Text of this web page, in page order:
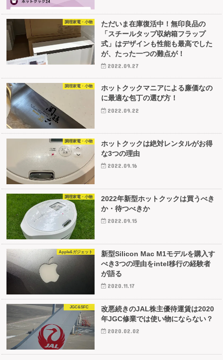
調理家電・小物
ただいま在庫復活中！無印良品の
「スチールタップ収納箱フラップ
式」はデザインも性能も最高でした
が、たった一つの難点が！
2022.09.27
調理家電・小物
ホットクックマニアによる廉価なの
に最適な包丁の選び方！
2022.09.22
調理家電・小物
ホットクックは絶対レンタルがお得
な3つの理由
2022.09.16
調理家電・小物
2022年新型ホットクックは買うべき
か・待つべきか
2022.09.15
Apple&ガジェット
新型Silicon Mac M1モデルを購入す
べき3つの理由をintel移行の経験者
が語る
2020.11.17
JGC&SFC
改悪続きのJAL株主優待運賃は2020
年JGC修業では使い物にならない？
2020.02.02